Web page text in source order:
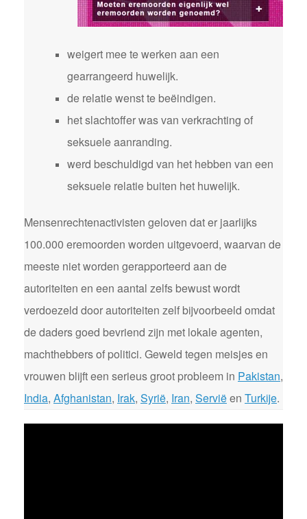
weigert mee te werken aan een
gearrangeerd huwelijk.
de relatie wenst te beëindigen.
het slachtoffer was van verkrachting of
seksuele aanranding.
werd beschuldigd van het hebben van een
seksuele relatie buiten het huwelijk.
Mensenrechtenactivisten geloven dat er jaarlijks
100.000 eremoorden worden uitgevoerd, waarvan de
meeste niet worden gerapporteerd aan de
autoriteiten en een aantal zelfs bewust wordt
verdoezeld door autoriteiten zelf bijvoorbeeld omdat
de daders goed bevriend zijn met lokale agenten,
machthebbers of politici. Geweld tegen meisjes en
vrouwen blijft een serieus groot probleem in Pakistan,
India, Afghanistan, Irak, Syrië, Iran, Serviëen Turkije.